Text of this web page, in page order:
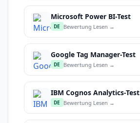
Microsoft Power BI-Test
DE Bewertung Lesen →
Google Tag Manager-Test
DE Bewertung Lesen →
IBM Cognos Analytics-Test
DE Bewertung Lesen →